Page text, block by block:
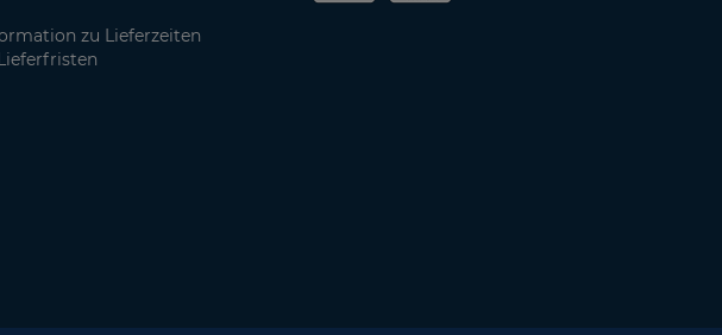
zu Lieferzeiten